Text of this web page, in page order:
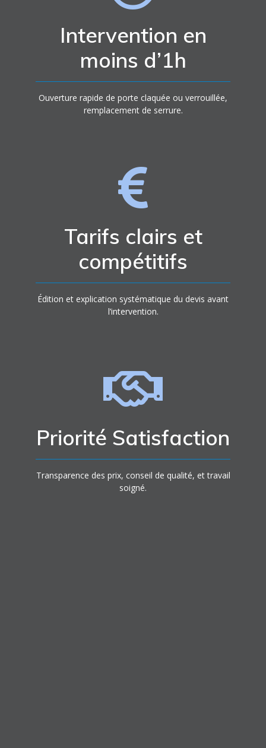
Intervention en
moins d’1h
Ouverture rapide de porte claquée ou verrouillée,
remplacement de serrure.
Tarifs clairs et
compétitifs
Édition et explication systématique du devis avant
l’intervention.
Priorité Satisfaction
Transparence des prix, conseil de qualité, et travail
soigné.